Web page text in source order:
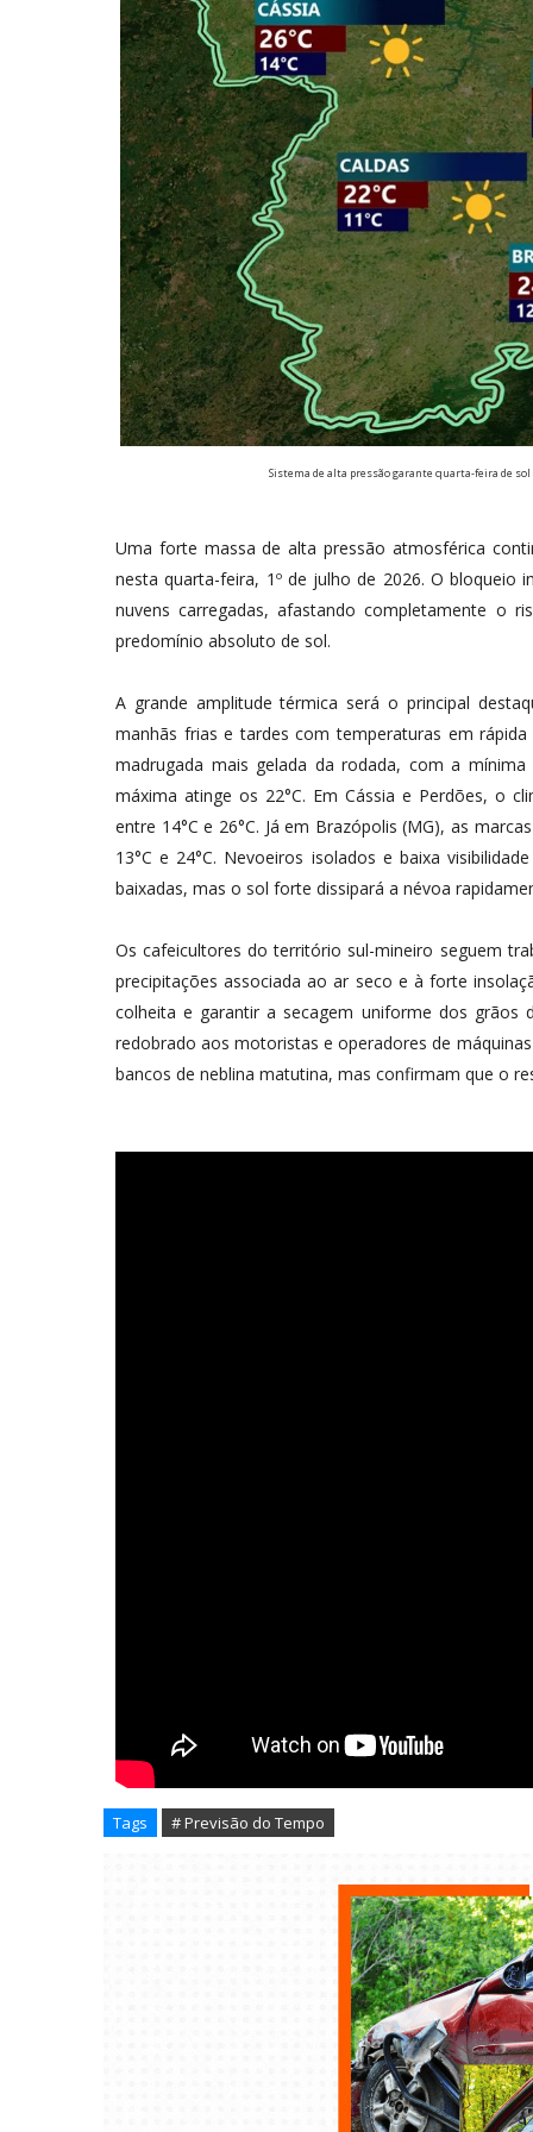
Sistema de alta pressão garante quarta-feira de sol
Uma forte massa de alta pressão atmosférica
nesta quarta-feira, 1º de julho de 2026. O bloqueio
nuvens carregadas, afastando completamente o
predomínio absoluto de sol.
A grande amplitude térmica será o principal
manhãs frias e tardes com temperaturas em
madrugada mais gelada da rodada, com a
máxima atinge os 22°C. Em Cássia e Perdões, o
entre 14°C e 26°C. Já em Brazópolis (MG), as
13°C e 24°C. Nevoeiros isolados e baixa
baixadas, mas o sol forte dissipará a névoa
Os cafeicultores do território sul-mineiro seguem
precipitações associada ao ar seco e à forte
colheita e garantir a secagem uniforme dos grãos
redobrado aos motoristas e operadores de
bancos de neblina matutina, mas confirmam que o
Tags # Previsão do Tempo